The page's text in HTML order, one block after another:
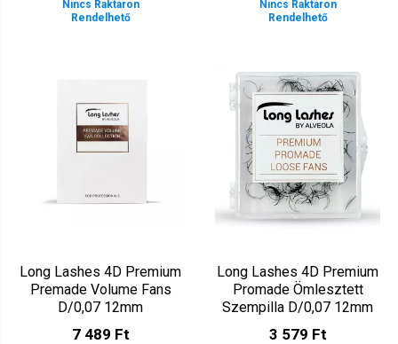
Nincs Raktáron
Rendelhető
Nincs Raktáron
Rendelhető
Long Lashes 4D Premium
Premade Volume Fans
D/0,07 12mm
LLPRE4DD07012
7 489 Ft
Long Lashes 4D Premium
Promade Ömlesztett
Szempilla D/0,07 12mm
3 579 Ft